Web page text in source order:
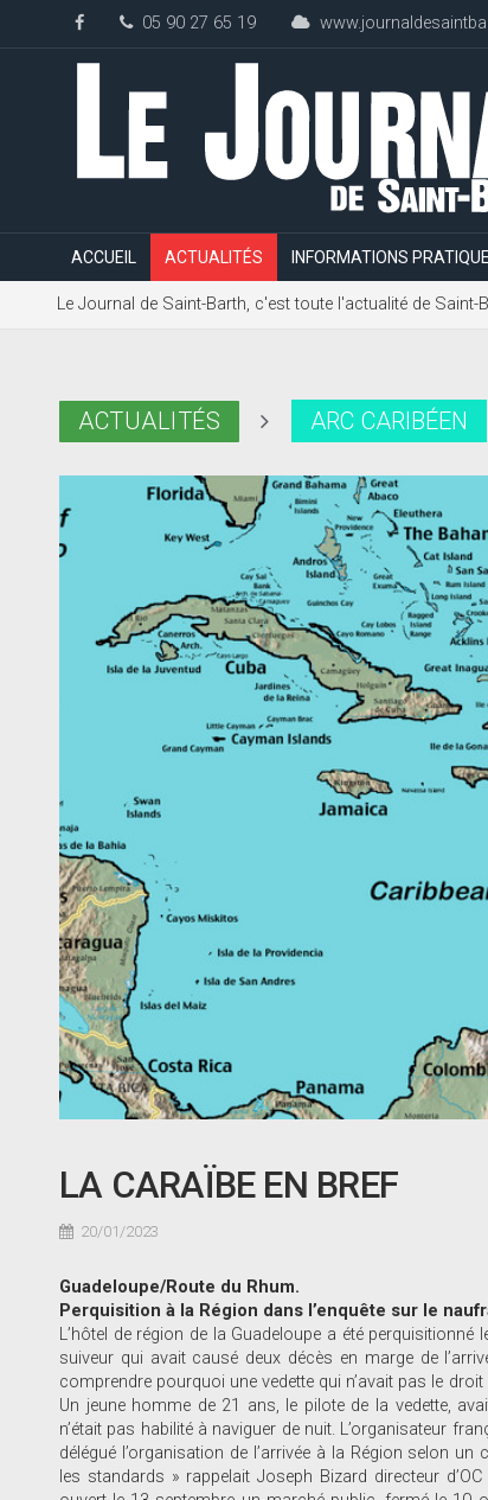
05 90 27 65 19
ACCUEIL ACTUALITÉS INFORMATIONS
Le Journal de Saint-Barth, c'est toute l'actualité de Saint-
ACTUALITÉS ARC CARIBÉEN
LA CARAÏBE EN BREF
20/01/2023
Guadeloupe/Route du Rhum.
Perquisition à la Région dans l’enquête sur le
L’hôtel de région de la Guadeloupe a été
suiveur qui avait causé deux décès en marge de
comprendre pourquoi une vedette qui n’avait pas le
Un jeune homme de 21 ans, le pilote de la vedette,
n’était pas habilité à naviguer de nuit. L’organisateur
délégué l’organisation de l’arrivée à la Région selon
les standards » rappelait Joseph Bizard directeur